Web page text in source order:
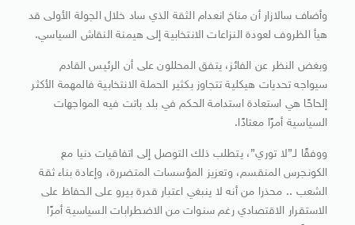
وأضاف سالازار أن مناخ انعدام الثقة الذي ساد خلال الجولة الأولى قد
هيأ الظروف لعودة النزاعات الانتخابية إلى هيمنة النقاش السياسي.
وبغض النظر عن الفائز، يتفق المحللون على أن الرئيس القادم
سيواجه تحديات هيكلية تتجاوز بكثير الحملة الانتخابية فالمهمة الأكثر
إلحاحًا هي استعادة استدامة الحكم في بلد باتت فيه المواجهات
السياسية أمرًا معتادًا.
ووفقًا لـ”لا توري”، يتطلب ذلك التوصل إلى اتفاقيات دنيا مع
الكونجرس المنقسم، وتعزيز المؤسسات المتضررة، وإعادة بناء ثقة
الشعب .. محذرا من أنه لا ينبغي اعتبار قدرة بيرو على الحفاظ على
الاستقرار الاقتصادي رغم سنوات من الاضطرابات السياسية أمرًا